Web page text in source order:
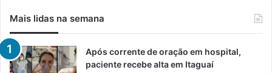
Mais lidas na semana
Após corrente de oração em hospital,
paciente recebe alta em Itaguaí